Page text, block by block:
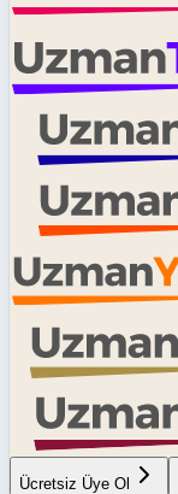
Ücretsiz Üye Ol